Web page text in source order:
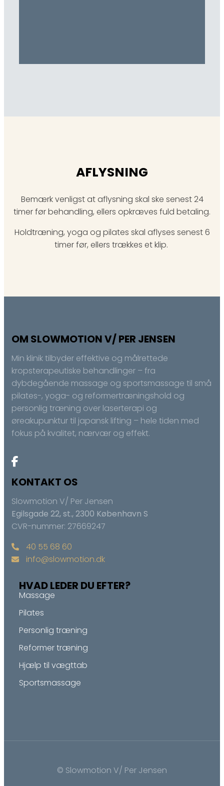
AFLYSNING
Bemærk venligst at aflysning skal ske senest 24
timer før behandling, ellers opkræves fuld betaling.
Holdtræning, yoga og pilates skal aflyses senest 6
timer før, ellers trækkes et klip.
OM SLOWMOTION V/ PER JENSEN
Min klinik tilbyder effektive og målrettede
kropsterapeutiske behandlinger – fra
dybdegående massage og sportsmassage til små
pilates-, yoga- og reformertræningshold og
personlig træning over laserterapi og
øreakupunktur til japansk lifting – hele tiden med
fokus på kvalitet, nærvær og effekt.
KONTAKT OS
Slowmotion V/ Per Jensen
Egilsgade 22, st., 2300 København S
CVR-nummer: 27669247
40 55 68 60
info@slowmotion.dk
HVAD LEDER DU EFTER?
Massage
Pilates
Personlig træning
Reformer træning
Hjælp til vægttab
Sportsmassage
© Slowmotion V/ Per Jensen